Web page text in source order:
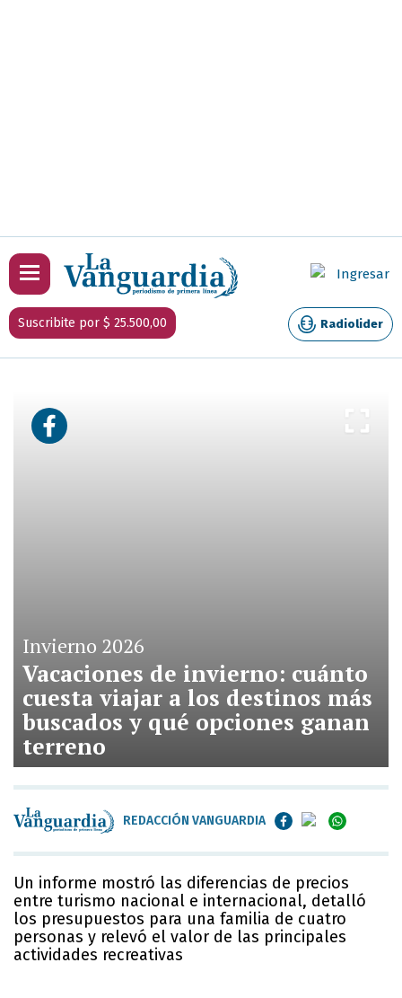
Ingresar
Suscribite por $ 25.500,00 Radiolider
Invierno 2026
Vacaciones de invierno: cuánto
cuesta viajar a los destinos más
buscados y qué opciones ganan
terreno
REDACCIÓN VANGUARDIA
Un informe mostró las diferencias de precios
entre turismo nacional e internacional, detalló
los presupuestos para una familia de cuatro
personas y relevó el valor de las principales
actividades recreativas